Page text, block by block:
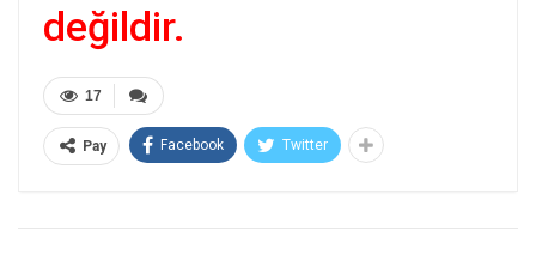
değildir.
17
Pay Facebook Twitter